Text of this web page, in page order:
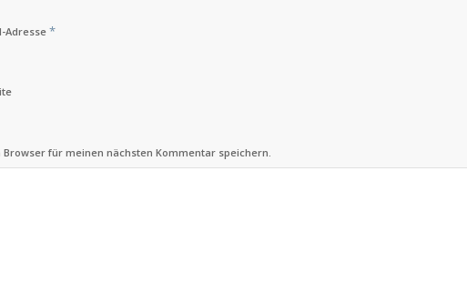
Adresse*
für meinen nächsten Kommentar speichern.